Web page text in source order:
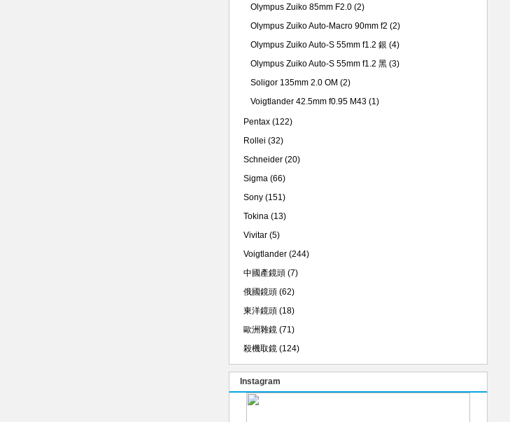
Olympus Zuiko 85mm F2.0 (2)
Olympus Zuiko Auto-Macro 90mm f2 (2)
Olympus Zuiko Auto-S 55mm f1.2 銀 (4)
Olympus Zuiko Auto-S 55mm f1.2 黑 (3)
Soligor 135mm 2.0 OM (2)
Voigtlander 42.5mm f0.95 M43 (1)
Pentax (122)
Rollei (32)
Schneider (20)
Sigma (66)
Sony (151)
Tokina (13)
Vivitar (5)
Voigtlander (244)
中國產鏡頭 (7)
俄國鏡頭 (62)
東洋鏡頭 (18)
歐洲雜鏡 (71)
殺機取鏡 (124)
Instagram